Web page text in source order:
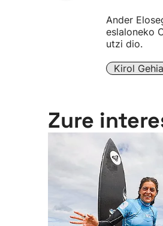
Ander
eslaloneko
utzi dio.
Kirol
Zure